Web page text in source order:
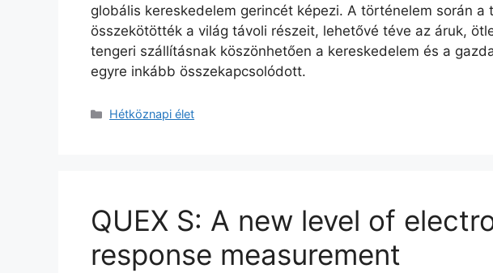
globális kereskedelem gerincét képezi. A történelem során a
összekötötték a világ távoli részeit, lehetővé téve az áruk,
tengeri szállításnak köszönhetően a kereskedelem és a
egyre inkább összekapcsolódott.
Kategória
Hétköznapi élet
QUEX S: A new level of
response measurement